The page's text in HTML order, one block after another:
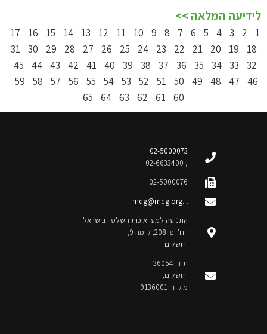
לידיעה המלאה >>
1
2
3
4
5
6
7
8
9
10
11
12
13
14
15
16
17
18
19
20
21
22
23
24
25
26
27
28
29
30
31
32
33
34
35
36
37
38
39
40
41
42
43
44
45
46
47
48
49
50
51
52
53
54
55
56
57
58
59
60
61
62
63
64
65
02-5000073
, 02-6633400
02-5000076
mqg@mqg.org.il
התנועה למען איכות השלטון בישראל
רח' יפו 208, קומה 9,
ירושלים
ת.ד. 36054
ירושלים,
מיקוד: 9136001